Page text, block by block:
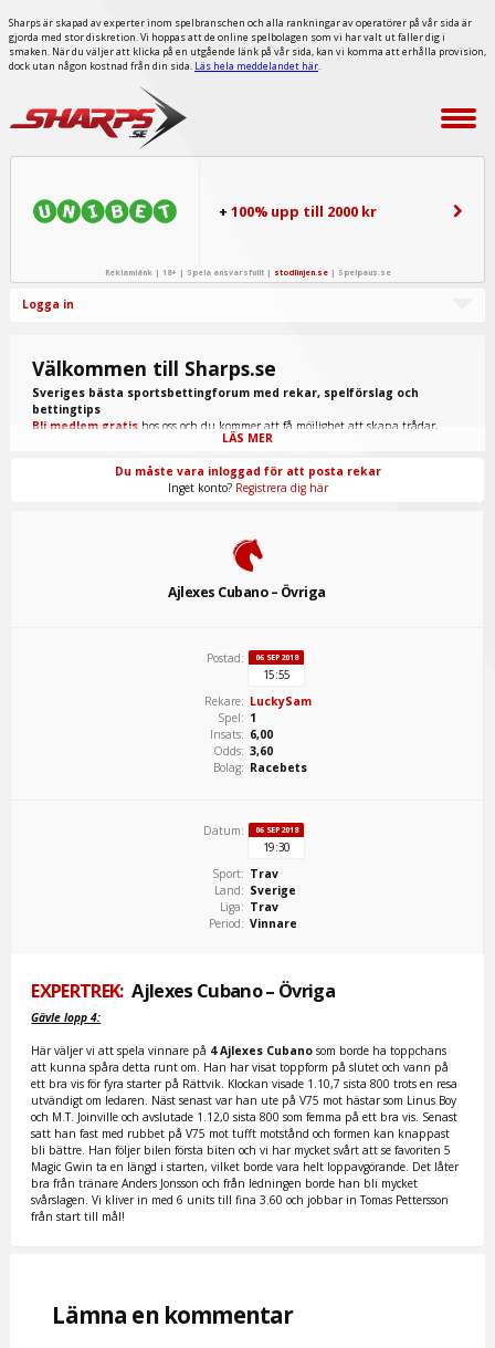
Sharps är skapad av experter inom spelbranschen och alla rankningar av operatörer på vår sida är
gjorda med stor diskretion. Vi hoppas att de online spelbolagen som vi har valt ut faller dig i
smaken. När du väljer att klicka på en utgående länk på vår sida, kan vi komma att erhålla provision,
dock utan någon kostnad från din sida. Läs hela meddelandet här.
+100% upp till 2000 kr
Reklamlänk | 18+ | Spela ansvarsfullt | stodlinjen.se| Spelpaus.se
Logga in
Välkommen till Sharps.se
Sveriges bästa sportsbettingforum med rekar, spelförslag och
bettingtips
Bli medlem gratis hos oss och du kommer att få möjlighet att skapa trådar,
skriva inlägg, ta del av spel från "procappers" och mycket annat.
LÄS MER
Du måste vara inloggad för att posta rekar
Inget konto? Registrera dig här
EXPERTREK:Ajlexes Cubano – Övriga
Gävle lopp 4:
Här väljer vi att spela vinnare på 4 Ajlexes Cubanosom borde ha toppchans
att kunna spåra detta runt om. Han har visat toppform på slutet och vann på
ett bra vis för fyra starter på Rättvik. Klockan visade 1.10,7 sista 800 trots en resa
utvändigt om ledaren. Näst senast var han ute på V75 mot hästar som Linus Boy
och M.T. Joinville och avslutade 1.12,0 sista 800 som femma på ett bra vis. Senast
satt han fast med rubbet på V75 mot tufft motstånd och formen kan knappast
bli bättre. Han följer bilen första biten och vi har mycket svårt att se favoriten 5
Magic Gwin ta en längd i starten, vilket borde vara helt loppavgörande. Det låter
bra från tränare Anders Jonsson och från ledningen borde han bli mycket
svårslagen. Vi kliver in med 6 units till fina 3.60 och jobbar in Tomas Pettersson
från start till mål!
Ajlexes Cubano – Övriga
Postad: 06 SEP 2018
15:55
Rekare: LuckySam
Spel: 1
Insats: 6,00
Odds: 3,60
Bolag: Racebets
Datum: 06 SEP 2018
19:30
Sport: Trav
Land: Sverige
Liga: Trav
Period: Vinnare
Lämna en kommentar